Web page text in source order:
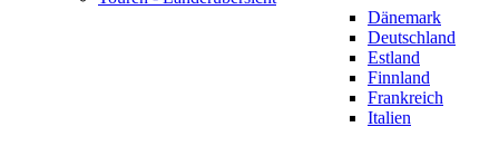
Dänemark
Deutschland
Estland
Finnland
Frankreich
Italien